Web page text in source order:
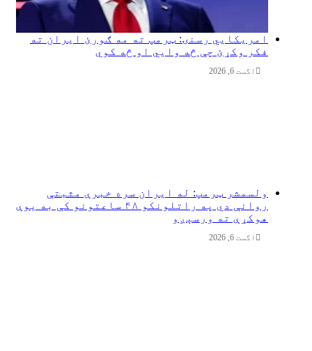
امریکایي رسنۍ: ټرمپ ته مه ګورئ ایران ته
فکر وکړئ چې څه وایي او څه کوي
اگست 6, 2026
ولسمشر ټرمپ: له ایران سره خبرې مثبتې
روانې دي په راتلونکو ۴۸ ساعتونو کې به یوې
هوکړې ته ورسېږو
اگست 6, 2026